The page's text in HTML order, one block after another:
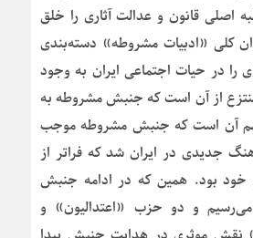
اصلی قانون و عدالت آثاری را خلق
کلی «ادبیات مشروطه» دسته‌بندی
را در حیات اجتماعی ایران به وجود
از آن است که جنبش مشروطه به
آن است که جنبش مشروطه موجب
جدیدی در ایران شد که فراتر از
بود. همین که در ادامه جنبش
و دو حزب «اعتدالیون» و